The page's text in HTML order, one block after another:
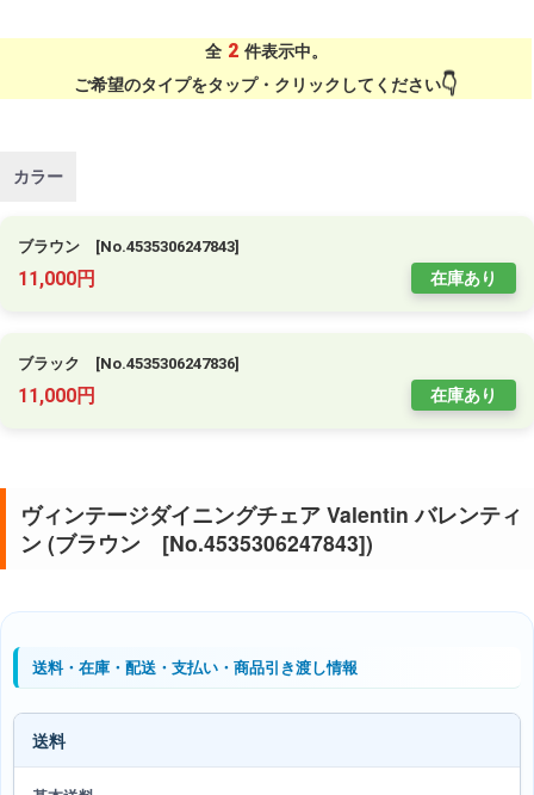
全 2 件表示中。
ご希望のタイプをタップ・クリックしてください
カラー
ブラウン [No.4535306247843]
11,000円 在庫あり
ブラック [No.4535306247836]
11,000円 在庫あり
ヴィンテージダイニングチェア Valentin バレンティ
ン (ブラウン [No.4535306247843])
送料・在庫・配送・支払い・商品引き渡し情報
送料